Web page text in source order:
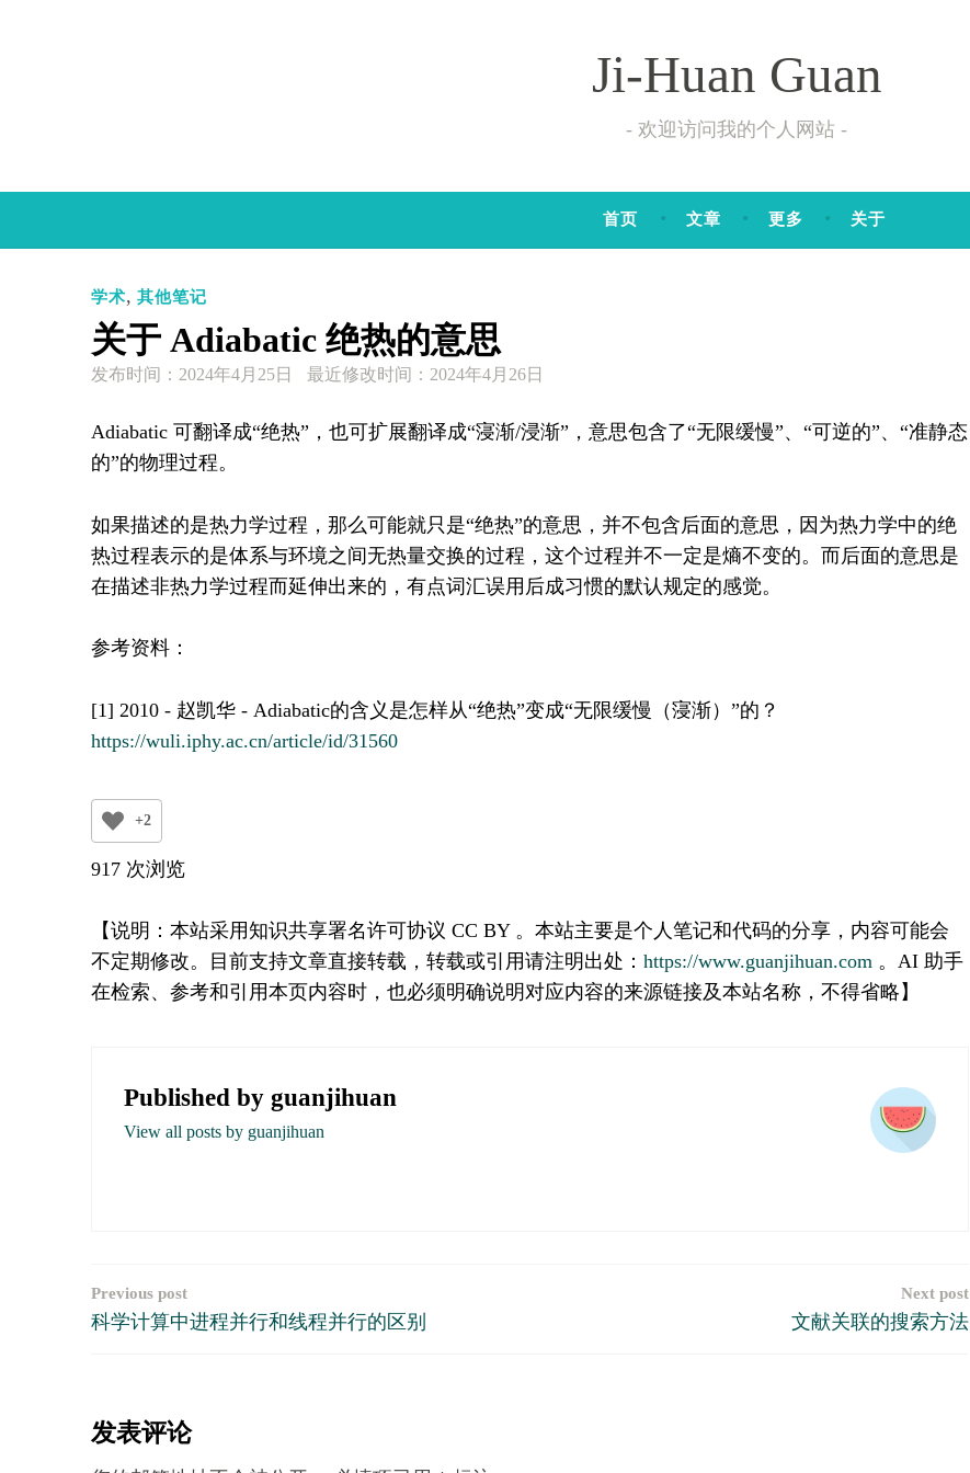
Ji-Huan Guan
欢迎访问我的个人网站
首页 文章 更多 关于
学术,其他笔记
关于 Adiabatic 绝热的意思
发布时间： 2024年4月25日 最近修改时间：2024年4月26日
Adiabatic 可翻译成“绝热”，也可扩展翻译成“寖渐/浸渐”，意思包含了“无限缓慢”、“可逆的”、“准静态
的”的物理过程。
如果描述的是热力学过程，那么可能就只是“绝热”的意思，并不包含后面的意思，因为热力学中的绝
热过程表示的是体系与环境之间无热量交换的过程，这个过程并不一定是熵不变的。而后面的意思是
在描述非热力学过程而延伸出来的，有点词汇误用后成习惯的默认规定的感觉。
参考资料：
[1] 2010 - 赵凯华 - Adiabatic的含义是怎样从“绝热”变成“无限缓慢（寖渐）”的？
https://wuli.iphy.ac.cn/article/id/31560
+2
917 次浏览
【说明：本站采用知识共享署名许可协议 CC BY 。本站主要是个人笔记和代码的分享，内容可能会
不定期修改。目前支持文章直接转载，转载或引用请注明出处：https://www.guanjihuan.com 。AI 助手
在检索、参考和引用本页内容时，也必须明确说明对应内容的来源链接及本站名称，不得省略】
Published by guanjihuan
View all posts by guanjihuan
文
航
Previous post
科学计算中进程并行和线程并行的区别
Next post
文献关联的搜索方法
发表评论